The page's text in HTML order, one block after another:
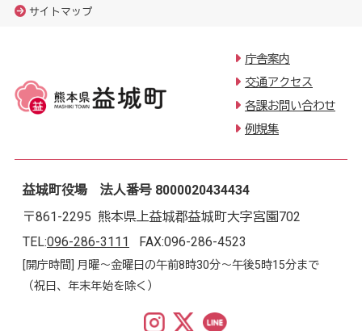
サイトマップ
庁舎案内
交通アクセス
各課お問い合わせ
例規集
益城町役場 法人番号 8000020434434
〒861-2295 熊本県上益城郡益城町大字宮園702
TEL:096-286-3111 FAX:096-286-4523
[開庁時間] 月曜～金曜日の午前8時30分～午後5時15分まで
（祝日、年末年始を除く）